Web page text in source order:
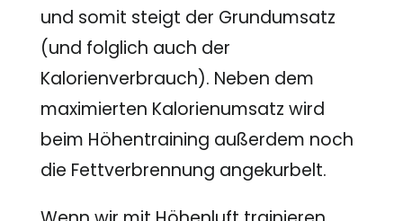
und somit steigt der Grundumsatz
(und folglich auch der
Kalorienverbrauch). Neben dem
maximierten Kalorienumsatz wird
beim Höhentraining außerdem noch
die Fettverbrennung angekurbelt.